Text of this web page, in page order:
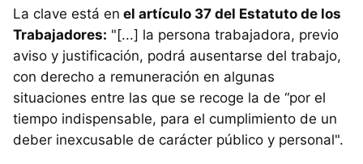
La clave está en el artículo 37 del Estatuto de los
Trabajadores: "[...] la persona trabajadora, previo
aviso y justificación, podrá ausentarse del trabajo,
con derecho a remuneración en algunas
situaciones entre las que se recoge la de “por el
tiempo indispensable, para el cumplimiento de un
deber inexcusable de carácter público y personal".